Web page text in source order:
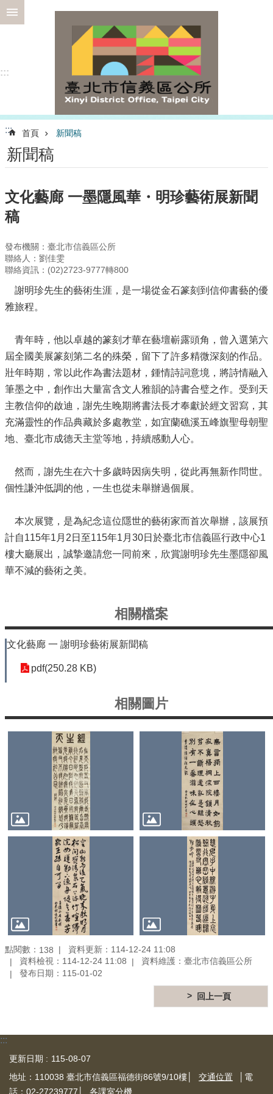
跳到主要內容區塊
選
專
區
為
民
服
務
認
識
信
義
機
介
紹
區
政
資
訊
申
件
資
訊
公
開
防
區
-
Information
Prevention
觀
光
休
專
區
無
障
網
相
連
:::
::: 首頁 新聞稿
新聞稿
文化藝廊 一墨隱風華・明珍藝術展新聞
稿
發布機關：臺北市信義區公所
聯絡人：劉佳雯
聯絡資訊：(02)2723-9777轉800
謝明珍先生的藝術生涯，是一場從金石篆刻到信仰書藝的優
雅旅程。
青年時，他以卓越的篆刻才華在藝壇嶄露頭角，曾入選第六
屆全國美展篆刻第二名的殊榮，留下了許多精微深刻的作品。
壯年時期，常以此作為書法題材，鍾情詩詞意境，將詩情融入
筆墨之中，創作出大量富含文人雅韻的詩書合璧之作。受到天
主教信仰的啟迪，謝先生晚期將書法長才奉獻於經文習寫，其
充滿靈性的作品典藏於多處教堂，如宜蘭礁溪五峰旗聖母朝聖
地、臺北市成德天主堂等地，持續感動人心。
然而，謝先生在六十多歲時因病失明，從此再無新作問世。
個性謙沖低調的他，一生也從未舉辦過個展。
本次展覽，是為紀念這位隱世的藝術家而首次舉辦，該展預
計自115年1月2日至115年1月30日於臺北市信義區行政中心1
樓大廳展出，誠摯邀請您一同前來，欣賞謝明珍先生墨隱卻風
華不減的藝術之美。
相關檔案
文化藝廊 一 謝明珍藝術展新聞稿
pdf(250.28 KB)
相關圖片
點閱數： 138
資料更新：114-12-24 11:08
資料檢視：114-12-24 11:08
資料維護：臺北市信義區公所
發布日期：115-01-02
回上一頁
:::
更新日期
115-08-07
地址：110038 臺北市信義區福德街86號9/10樓│
交通位置
│電
話：02-27239777│
各課室分機